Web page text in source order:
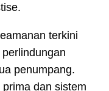
terkini
penumpang.
dan sistem